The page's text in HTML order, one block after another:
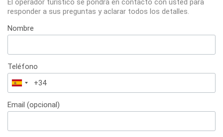
El operador turístico se pondrá en contacto con usted para
responder a sus preguntas y aclarar todos los detalles.
Nombre
Teléfono
España
+34
Email (opcional)